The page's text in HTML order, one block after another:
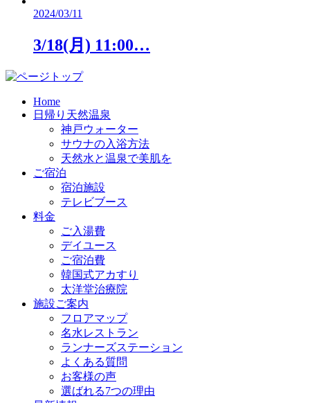
2024/03/11
3/18(月) 11:00…
Home
日帰り天然温泉
神戸ウォーター
サウナの入浴方法
天然水と温泉で美肌を
ご宿泊
宿泊施設
テレビブース
料金
ご入湯費
デイユース
ご宿泊費
韓国式アカすり
太洋堂治療院
施設ご案内
フロアマップ
名水レストラン
ランナーズステーション
よくある質問
お客様の声
選ばれる7つの理由